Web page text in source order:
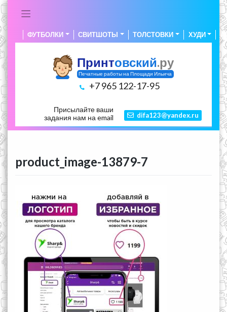
ФУТБОЛКИ СВИТШОТЫ ТОЛСТОВКИ ХУДИ
Принтовский.ру
Печатные работы на Площади Ильича
+7 965 122-17-95
Присылайте ваши
задания нам на email
difa123@yandex.ru
product_image-13879-7